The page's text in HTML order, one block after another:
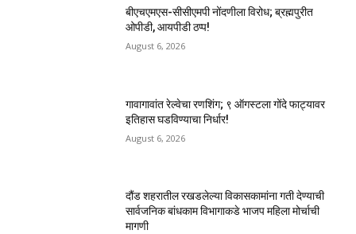
बीएचएमएस-सीसीएमपी नोंदणीला विरोध; ब्रह्मपुरीत
ओपीडी, आयपीडी ठप्प!
August 6, 2026
गावागावांत रेल्वेचा रणशिंग; ९ ऑगस्टला गोंदे फाट्यावर
इतिहास घडविण्याचा निर्धार!
August 6, 2026
दौंड शहरातील रखडलेल्या विकासकामांना गती देण्याची
सार्वजनिक बांधकाम विभागाकडे भाजप महिला मोर्चाची
मागणी